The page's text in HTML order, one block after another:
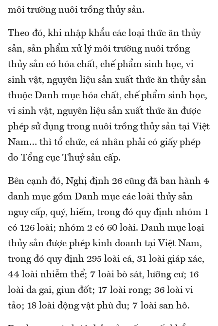
môi trường nuôi trồng thủy sản.
Theo đó, khi nhập khẩu các loại thức ăn thủy
sản, sản phẩm xử lý môi trường nuôi trồng
thủy sản có hóa chất, chế phẩm sinh học, vi
sinh vật, nguyên liệu sản xuất thức ăn thủy sản
thuộc Danh mục hóa chất, chế phẩm sinh học,
vi sinh vật, nguyên liệu sản xuất thức ăn được
phép sử dụng trong nuôi trồng thủy sản tại Việt
Nam… thì tổ chức, cá nhân phải có giấy phép
do Tổng cục Thuỷ sản cấp.
Bên cạnh đó, Nghị định 26 cũng đã ban hành 4
danh mục gồm Danh mục các loài thủy sản
nguy cấp, quý, hiếm, trong đó quy định nhóm 1
có 126 loài; nhóm 2 có 60 loài. Danh mục loại
thủy sản được phép kinh doanh tại Việt Nam,
trong đó quy định 295 loài cá, 31 loài giáp xác,
44 loài nhiễm thể; 7 loài bò sát, lưỡng cư; 16
loài da gai, giun đốt; 17 loài rong; 36 loài vi
tảo; 18 loài động vật phù du; 7 loài san hô.